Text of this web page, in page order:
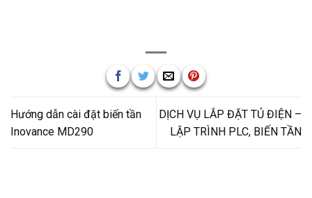
Hướng dẫn cài đặt biến tần
Inovance MD290
DỊCH VỤ LẮP ĐẶT TỦ ĐIỆN –
LẬP TRÌNH PLC, BIẾN TẦN